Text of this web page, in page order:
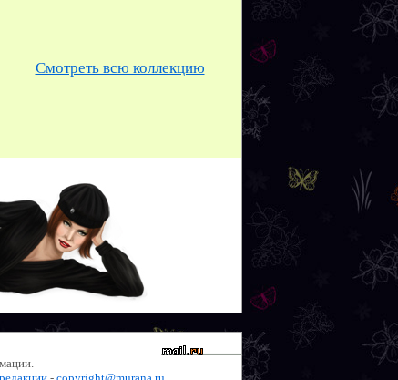
Смотреть всю коллекцию